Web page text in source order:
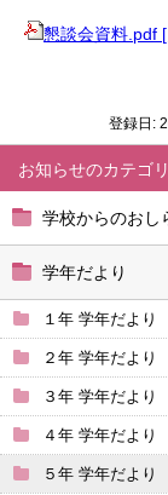
お知らせ
学校からのおし
学年だより
１年 学年だより
２年 学年だより
３年 学年だより
４年 学年だより
５年 学年だより
懇談会資料.pdf
登録日: